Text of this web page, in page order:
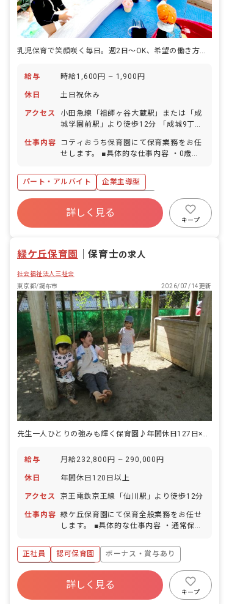
乳児保育で笑顔咲く毎日。週2日～OK、希望の働き方をご相談ください
給与 時給1,600円 ~ 1,900円
休日 土日祝休み
アクセス
小田急線「祖師ヶ谷大蔵駅」または「成
城学園前駅」より徒歩12分 「成城9丁
仕事内容
コティおうち保育園にて保育業務をお任
せします。 ■具体的な仕事内容 ・0歳～2
用）
パート・アルバイト
企業主導型
ボーナス・賞与あり
社会保険完備
有給
福利厚生充実
詳しく見る
キープ
緑ケ丘保育園 ｜保育士の求人
社会福祉法人三祉会
東京都/調布市
2026/07/14更新
先生一人ひとりの強みも輝く保育園♪年間休日127日×残業少なめ
給与 月給232,800円 ~ 290,000円
休日 年間休日120日以上
アクセス 京王電鉄京王線「仙川駅」より徒歩12分
仕事内容 緑ケ丘保育園にて保育全般業務をお任せ
します。 ■具体的な仕事内容 ・通常保育
・保護者との面談 ・保育に関する企画・
立案など
正社員 認可保育園
ボーナス・賞与あり
年間休日120日以上
寮・住宅・家賃補助あり
社会保険完備
詳しく見る
キープ